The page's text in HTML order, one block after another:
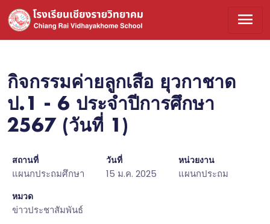
menu
กิจกรรมค่ายลูกเสือ ยุวกาชาด
ป.1 - 6 ประจำปีการศึกษา
2567 (วันที่ 1)
สถานที่
แผนกประถมศึกษา
วันที่
15 ม.ค. 2025
หน่วยงาน
แผนกประถม
หมวด
ข่าวประชาสัมพันธ์